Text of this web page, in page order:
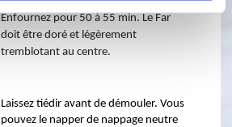
Enfournez pour 50 à 55 min. Le Far
doit être doré et légèrement
tremblotant au centre.
Laissez tiédir avant de démouler. Vous
pouvez le napper de nappage neutre